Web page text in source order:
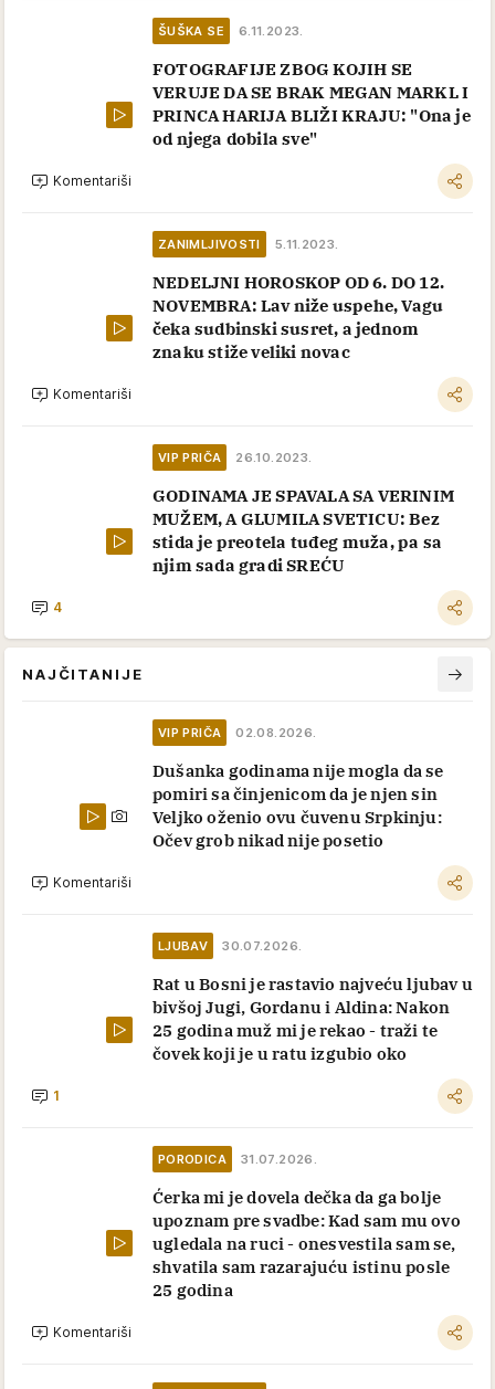
ŠUŠKA SE 6.11.2023.
FOTOGRAFIJE ZBOG KOJIH SE
VERUJE DA SE BRAK MEGAN MARKL I
PRINCA HARIJA BLIŽI KRAJU: "Ona je
od njega dobila sve"
Komentariši
ZANIMLJIVOSTI 5.11.2023.
NEDELJNI HOROSKOP OD 6. DO 12.
NOVEMBRA: Lav niže uspehe, Vagu
čeka sudbinski susret, a jednom
znaku stiže veliki novac
Komentariši
VIP PRIČA 26.10.2023.
GODINAMA JE SPAVALA SA VERINIM
MUŽEM, A GLUMILA SVETICU: Bez
stida je preotela tuđeg muža, pa sa
njim sada gradi SREĆU
4
NAJČITANIJE
VIP PRIČA 02.08.2026.
Dušanka godinama nije mogla da se
pomiri sa činjenicom da je njen sin
Veljko oženio ovu čuvenu Srpkinju:
Očev grob nikad nije posetio
Komentariši
LJUBAV 30.07.2026.
Rat u Bosni je rastavio najveću ljubav u
bivšoj Jugi, Gordanu i Aldina: Nakon
25 godina muž mi je rekao - traži te
čovek koji je u ratu izgubio oko
1
PORODICA 31.07.2026.
Ćerka mi je dovela dečka da ga bolje
upoznam pre svadbe: Kad sam mu ovo
ugledala na ruci - onesvestila sam se,
shvatila sam razarajuću istinu posle
25 godina
Komentariši